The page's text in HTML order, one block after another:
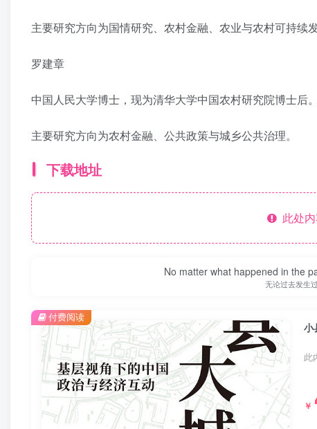
主要研究方向为国情研究、农村金融、农业与农村可持续
罗建章
中国人民大学博士，现为清华大学中国农村研究院博士后
主要研究方向为农村金融、公共政策与城乡公共治理。
下载地址
此处
No matter what happened in the
无论过去发生
小
此
￥
付费阅读